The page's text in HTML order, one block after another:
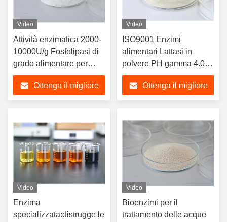
Video
Attività enzimatica 2000-
10000U/g Fosfolipasi di
grado alimentare per
idrolizzare i fosfolipidi
Ottenga il migliore
Video
ISO9001 Enzimi
alimentari Lattasi in
polvere PH gamma 4.0-
5.5
Ottenga il migliore
Video
Enzima
specializzata:distrugge le
Video
Bioenzimi per il
trattamento delle acque